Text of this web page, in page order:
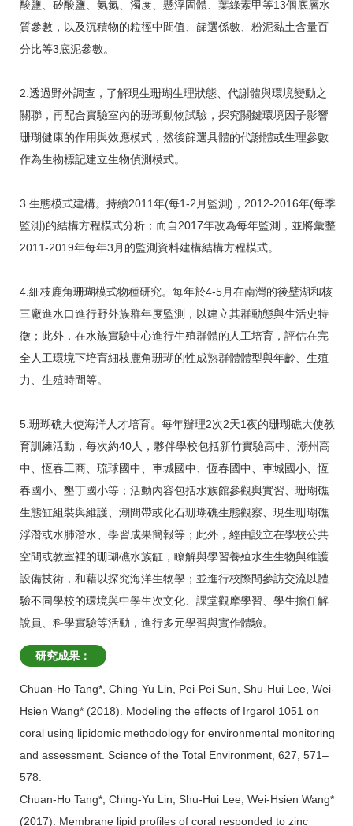
酸鹽、矽酸鹽、氨氮、濁度、懸浮固體、葉綠素甲等13個底層水
質參數，以及沉積物的粒徑中間值、篩選係數、粉泥黏土含量百
分比等3底泥參數。
2.透過野外調查，了解現生珊瑚生理狀態、代謝體與環境變動之
關聯，再配合實驗室內的珊瑚動物試驗，探究關鍵環境因子影響
珊瑚健康的作用與效應模式，然後篩選具體的代謝體或生理參數
作為生物標記建立生物偵測模式。
3.生態模式建構。持續2011年(每1-2月監測)，2012-2016年(每季
監測)的結構方程模式分析；而自2017年改為每年監測，並將彙整
2011-2019年每年3月的監測資料建構結構方程模式。
4.細枝鹿角珊瑚模式物種研究。每年於4-5月在南灣的後壁湖和核
三廠進水口進行野外族群年度監測，以建立其群動態與生活史特
徵；此外，在水族實驗中心進行生殖群體的人工培育，評估在完
全人工環境下培育細枝鹿角珊瑚的性成熟群體體型與年齡、生殖
力、生殖時間等。
5.珊瑚礁大使海洋人才培育。每年辦理2次2天1夜的珊瑚礁大使教
育訓練活動，每次約40人，夥伴學校包括新竹實驗高中、潮州高
中、恆春工商、琉球國中、車城國中、恆春國中、車城國小、恆
春國小、墾丁國小等；活動內容包括水族館參觀與實習、珊瑚礁
生態缸組裝與維護、潮間帶或化石珊瑚礁生態觀察、現生珊瑚礁
浮潛或水肺潛水、學習成果簡報等；此外，經由設立在學校公共
空間或教室裡的珊瑚礁水族缸，瞭解與學習養殖水生生物與維護
設備技術，和藉以探究海洋生物學；並進行校際間參訪交流以體
驗不同學校的環境與中學生次文化、課堂觀摩學習、學生擔任解
說員、科學實驗等活動，進行多元學習與實作體驗。
研究成果：
Chuan-Ho Tang*, Ching-Yu Lin, Pei-Pei Sun, Shu-Hui Lee, Wei-
Hsien Wang* (2018). Modeling the effects of Irgarol 1051 on
coral using lipidomic methodology for environmental monitoring
and assessment. Science of the Total Environment, 627, 571–
578.
Chuan-Ho Tang*, Ching-Yu Lin, Shu-Hui Lee, Wei-Hsien Wang*
(2017). Membrane lipid profiles of coral responded to zinc